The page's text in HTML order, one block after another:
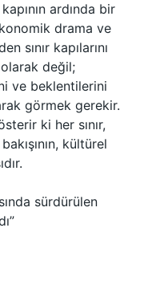
ardında bir
drama ve
sınır kapılarını
değil;
ve beklentilerini
görmek gerekir.
ki her sınır,
kültürel
sürdürülen